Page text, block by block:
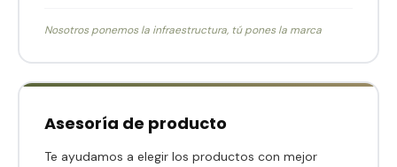
Nosotros ponemos la infraestructura, tú pones la marca
Asesoría de producto
Te ayudamos a elegir los productos con mejor